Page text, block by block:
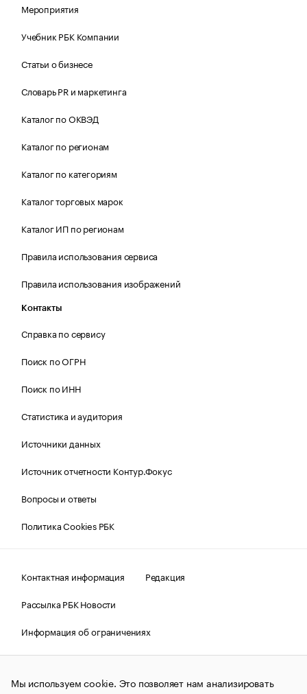
Мероприятия
Учебник РБК Компании
Статьи о бизнесе
Словарь PR и маркетинга
Каталог по ОКВЭД
Каталог по регионам
Каталог по категориям
Каталог торговых марок
Каталог ИП по регионам
Правила использования сервиса
Правила использования изображений
Контакты
Справка по сервису
Поиск по ОГРН
Поиск по ИНН
Статистика и аудитория
Источники данных
Источник отчетности Контур.Фокус
Вопросы и ответы
Политика Cookies РБК
Контактная информация
Редакция
Рассылка РБК Новости
Информация об ограничениях
Правовая информация
О соблюдении авторских прав
© АО «РОСБИЗНЕСКОНСАЛТИНГ»,1995–2026.Сообщения
Мы используем cookie. Это позволяет нам анализировать